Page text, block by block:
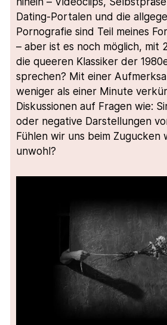
Dating-Portalen und die
Pornografie sind Teil meines
– aber ist es noch möglich, mit
die queeren Klassiker der
sprechen? Mit einer
weniger als einer Minute
Diskussionen auf Fragen wie:
oder negative Darstellungen
Fühlen wir uns beim Zugucken
unwohl?